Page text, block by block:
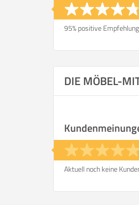
95% positive
DIE MÖBEL-
Aktuell noch keine